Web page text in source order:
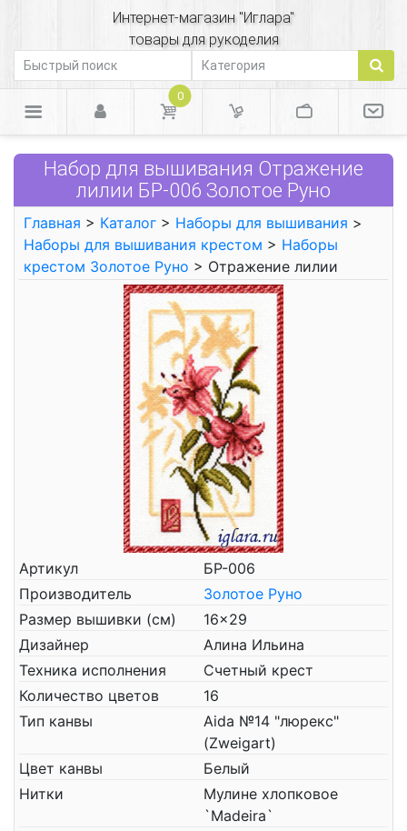
Интернет-магазин "Иглара"
товары для рукоделия
0
Набор для вышивания Отражение
лилии БР-006 Золотое Руно
Главная > Каталог > Наборы для вышивания >
Наборы для вышивания крестом > Наборы
крестом Золотое Руно > Отражение лилии
Артикул
БР-006
Производитель
Золотое Руно
Размер вышивки (см)
16x29
Дизайнер
Алина Ильина
Техника исполнения
Счетный крест
Количество цветов
16
Тип канвы
Aida №14 "люрекс"
(Zweigart)
Цвет канвы
Белый
Нитки
Мулине хлопковое
`Madeira`